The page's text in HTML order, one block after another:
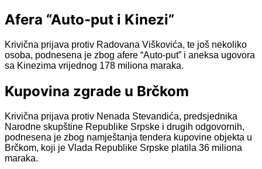
Afera “Auto-put i Kinezi”
Krivična prijava protiv Radovana Viškovića, te još nekoliko
osoba, podnesena je zbog afere “Auto-put” i aneksa ugovora
sa Kinezima vrijednog 178 miliona maraka.
Kupovina zgrade u Brčkom
Krivična prijava protiv Nenada Stevandića, predsjednika
Narodne skupštine Republike Srpske i drugih odgovornih,
podnesena je zbog namještanja tendera kupovine objekta u
Brčkom, koji je Vlada Republike Srpske platila 36 miliona
maraka.